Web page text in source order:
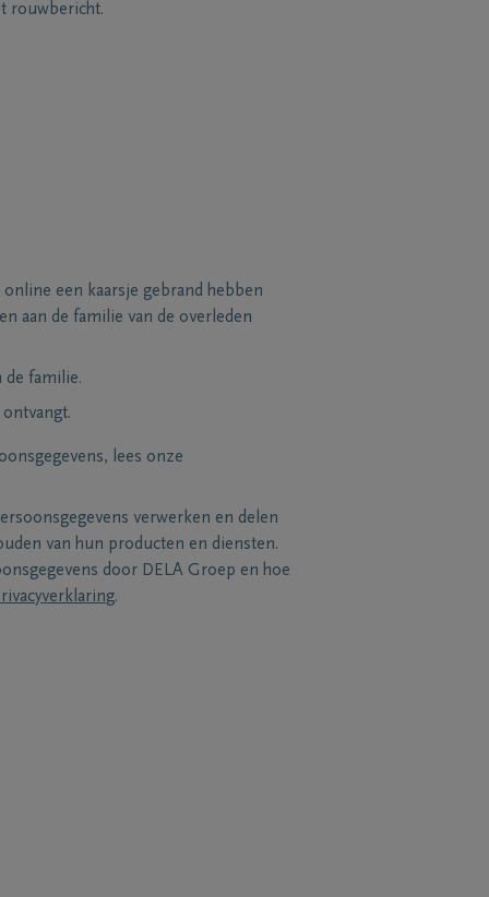
rouwbericht.
een kaarsje gebrand hebben
aan de familie van de overleden
de familie.
lees onze
verwerken en delen
van hun producten en diensten.
door DELA Groep en hoe
.